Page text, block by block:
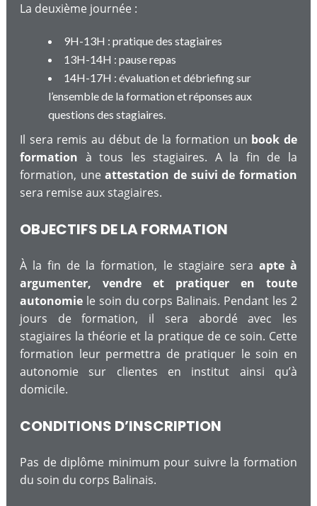
La deuxième journée :
9H-13H : pratique des stagiaires
13H-14H : pause repas
14H-17H : évaluation et débriefing sur
l’ensemble de la formation et réponses aux
questions des stagiaires.
Il sera remis au début de la formation un book de
formation à tous les stagiaires. A la fin de la
formation, une attestation de suivi de formation
sera remise aux stagiaires.
OBJECTIFS DE LA FORMATION
À la fin de la formation, le stagiaire sera apte à
argumenter, vendre et pratiquer en toute
autonomiele soin du corps Balinais. Pendant les 2
jours de formation, il sera abordé avec les
stagiaires la théorie et la pratique de ce soin. Cette
formation leur permettra de pratiquer le soin en
autonomie sur clientes en institut ainsi qu’à
domicile.
CONDITIONS D’INSCRIPTION
Pas de diplôme minimum pour suivre la formation
du soin du corps Balinais.